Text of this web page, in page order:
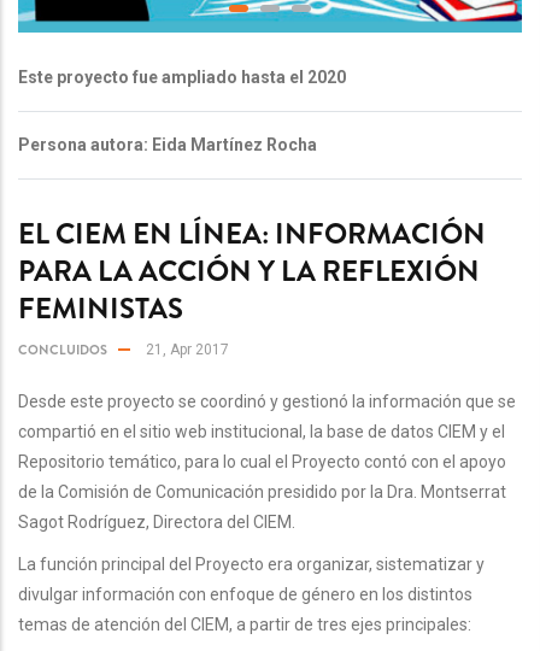
Este proyecto fue ampliado hasta el 2020
Persona autora: Eida Martínez Rocha
EL CIEM EN LÍNEA: INFORMACIÓN
PARA LA ACCIÓN Y LA REFLEXIÓN
FEMINISTAS
CONCLUIDOS 21, Apr 2017
Desde este proyecto se coordinó y gestionó la información que se
compartió en el sitio web institucional, la base de datos CIEM y el
Repositorio temático, para lo cual el Proyecto contó con el apoyo
de la Comisión de Comunicación presidido por la Dra. Montserrat
Sagot Rodríguez, Directora del CIEM.
La función principal del Proyecto era organizar, sistematizar y
divulgar información con enfoque de género en los distintos
temas de atención del CIEM, a partir de tres ejes principales: